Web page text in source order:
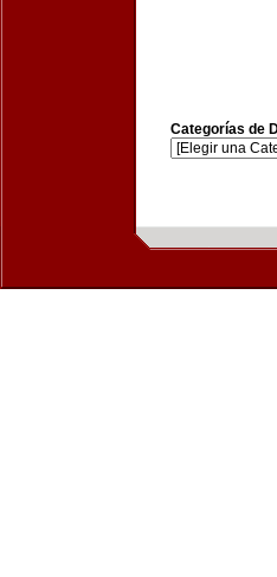
Categorías de